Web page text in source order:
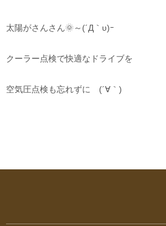
太陽がさんさん🌞～(´Д｀υ)ｰ
クーラー点検で快適なドライブを
空気圧点検も忘れずに (´∀｀)